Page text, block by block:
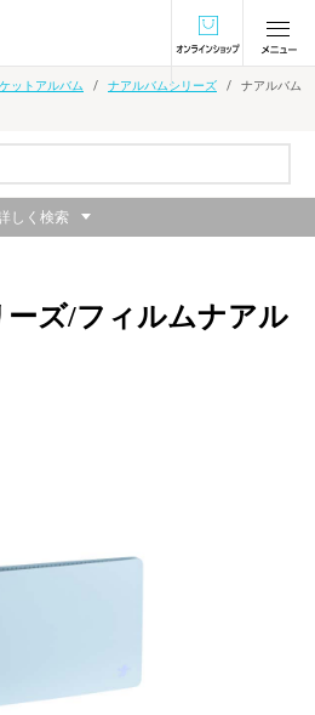
オンラインショ
ットアルバム ナアルバムシリーズ
ナアルバム
ズ/フィルムナアル
ック型のアルバムです。
しく検索